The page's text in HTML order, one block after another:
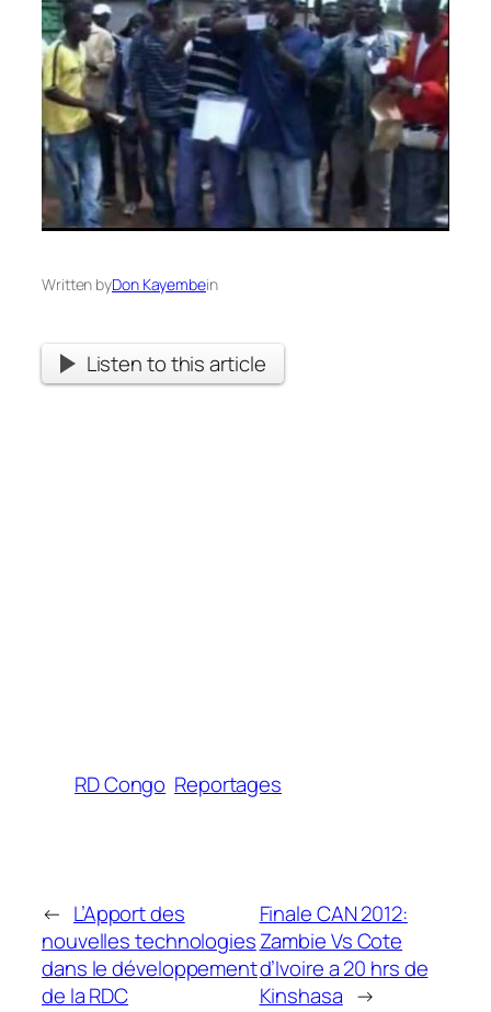
Written byDon Kayembein
Listen to this article
RD Congo Reportages
← L’Apport des
nouvelles technologies
dans le développement
de la RDC
Finale CAN 2012:
Zambie Vs Cote
d’Ivoire a 20 hrs de
Kinshasa →